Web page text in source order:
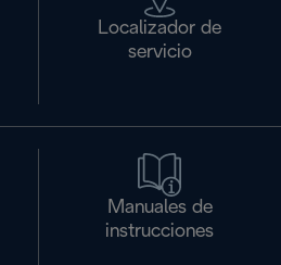
Localizador de
servicio
Manuales de
instrucciones